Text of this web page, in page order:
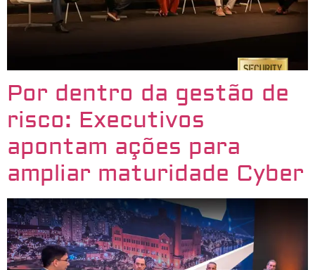
Por dentro da gestão de
risco: Executivos
apontam ações para
ampliar maturidade Cyber